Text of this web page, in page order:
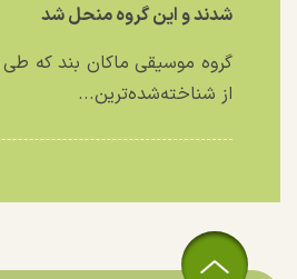
شدند و این گروه منحل شد
گروه موسیقی ماکان بند که
از شناخته‌شده‌ترین...